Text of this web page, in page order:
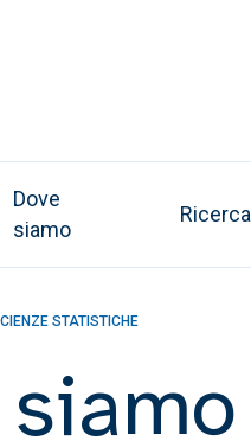
Dove
siamo
Ricerca
STATISTICHE